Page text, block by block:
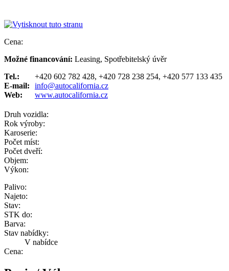
Cena:
Možné financování: Leasing, Spotřebitelský úvěr
Tel.:
+420 602 782 428, +420 728 238 254, +420 577 133 435
E-mail:
info@autocalifornia.cz
Web:
www.autocalifornia.cz
Druh vozidla:
Rok výroby:
Karoserie:
Počet míst:
Počet dveří:
Objem:
Výkon:
Palivo:
Najeto:
Stav:
STK do:
Barva:
Stav nabídky:
V nabídce
Cena: